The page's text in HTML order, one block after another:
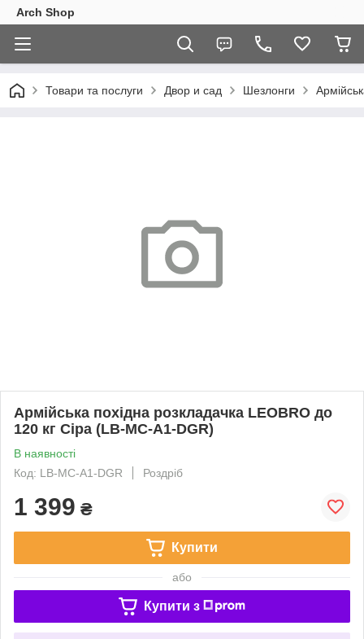
Arch Shop
Товари та послуги Двор и сад Шезлонги
Армійська похідна розкладачка LEOBRO до
120 кг Сіра (LB-MC-A1-DGR)
В наявності
Код: LB-MC-A1-DGR
Роздріб
1 399 ₴
Купити
або
Купити з